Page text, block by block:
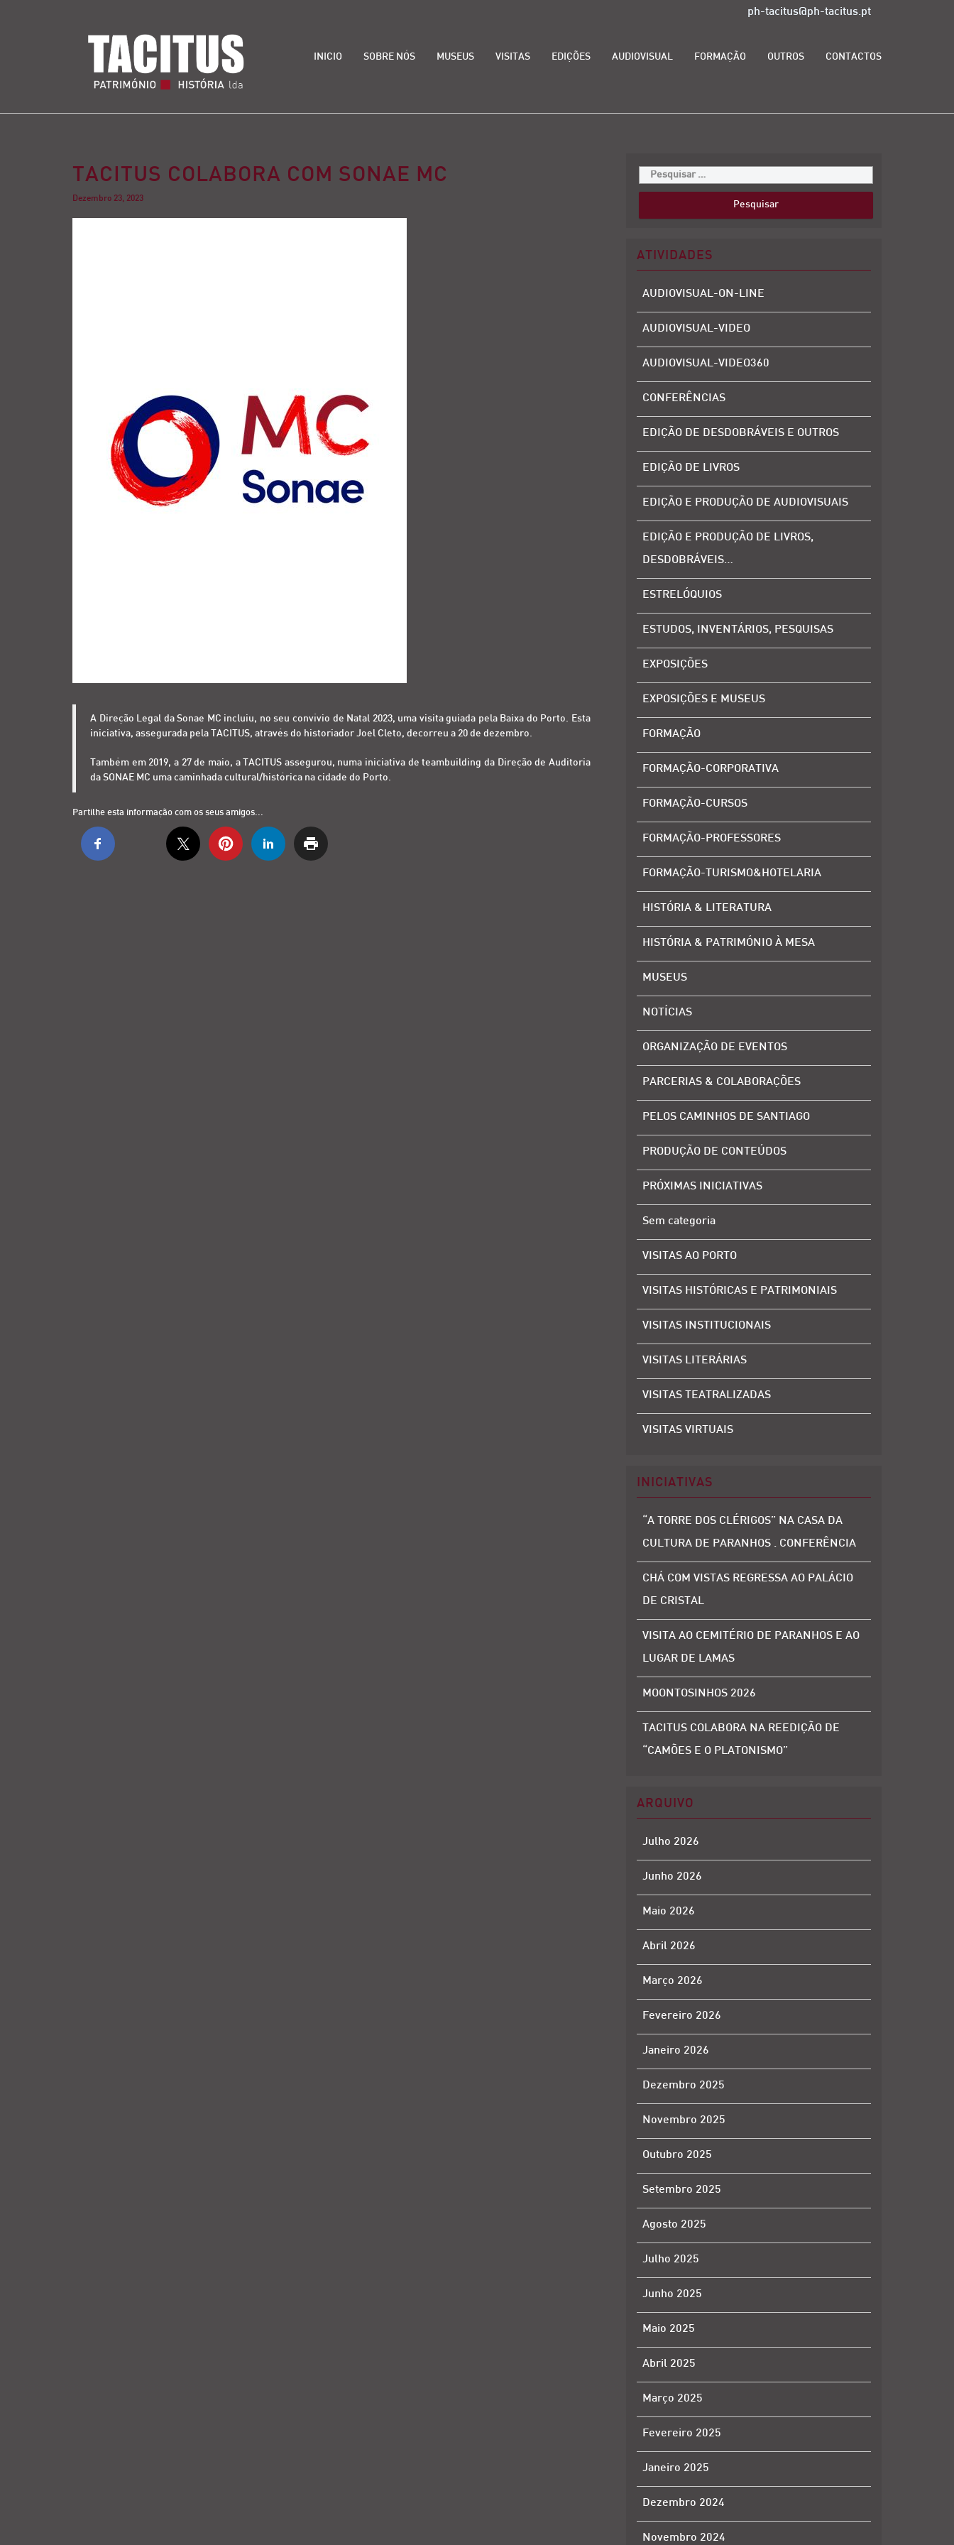
ph-tacitus@ph-tacitus.pt
INICIO SOBRE NÓS MUSEUS VISITAS EDIÇÕES AUDIOVISUAL FORMAÇÃO OUTROS CONTACTOS
TACITUS COLABORA COM SONAE MC
Dezembro 23, 2023
A Direção Legal da Sonae MC incluiu, no seu convívio de Natal 2023, uma visita guiada pela Baixa do Porto. Esta
iniciativa, assegurada pela TACITUS, através do historiador Joel Cleto, decorreu a 20 de dezembro.
Também em 2019, a 27 de maio, a TACITUS assegurou, numa iniciativa de teambuilding da Direção de Auditoria
da SONAE MC uma caminhada cultural/histórica na cidade do Porto.
Partilhe esta informação com os seus amigos...
ATIVIDADES
AUDIOVISUAL-ON-LINE
AUDIOVISUAL-VIDEO
AUDIOVISUAL-VIDEO360
CONFERÊNCIAS
EDIÇÃO DE DESDOBRÁVEIS E OUTROS
EDIÇÃO DE LIVROS
EDIÇÃO E PRODUÇÃO DE AUDIOVISUAIS
EDIÇÃO E PRODUÇÃO DE LIVROS,
DESDOBRÁVEIS…
ESTRELÓQUIOS
ESTUDOS, INVENTÁRIOS, PESQUISAS
EXPOSIÇÕES
EXPOSIÇÕES E MUSEUS
FORMAÇÃO
FORMAÇÃO-CORPORATIVA
FORMAÇÃO-CURSOS
FORMAÇÃO-PROFESSORES
FORMAÇÃO-TURISMO&HOTELARIA
HISTÓRIA & LITERATURA
HISTÓRIA & PATRIMÓNIO À MESA
MUSEUS
NOTÍCIAS
ORGANIZAÇÃO DE EVENTOS
PARCERIAS & COLABORAÇÕES
PELOS CAMINHOS DE SANTIAGO
PRODUÇÃO DE CONTEÚDOS
PRÓXIMAS INICIATIVAS
Sem categoria
VISITAS AO PORTO
VISITAS HISTÓRICAS E PATRIMONIAIS
VISITAS INSTITUCIONAIS
VISITAS LITERÁRIAS
VISITAS TEATRALIZADAS
VISITAS VIRTUAIS
INICIATIVAS
“A TORRE DOS CLÉRIGOS” NA CASA DA
CULTURA DE PARANHOS . CONFERÊNCIA
CHÁ COM VISTAS REGRESSA AO PALÁCIO
DE CRISTAL
VISITA AO CEMITÉRIO DE PARANHOS E AO
LUGAR DE LAMAS
MOONTOSINHOS 2026
TACITUS COLABORA NA REEDIÇÃO DE
“CAMÕES E O PLATONISMO”
ARQUIVO
Julho 2026
Junho 2026
Maio 2026
Abril 2026
Março 2026
Fevereiro 2026
Janeiro 2026
Dezembro 2025
Novembro 2025
Outubro 2025
Setembro 2025
Agosto 2025
Julho 2025
Junho 2025
Maio 2025
Abril 2025
Março 2025
Fevereiro 2025
Janeiro 2025
Dezembro 2024
Novembro 2024